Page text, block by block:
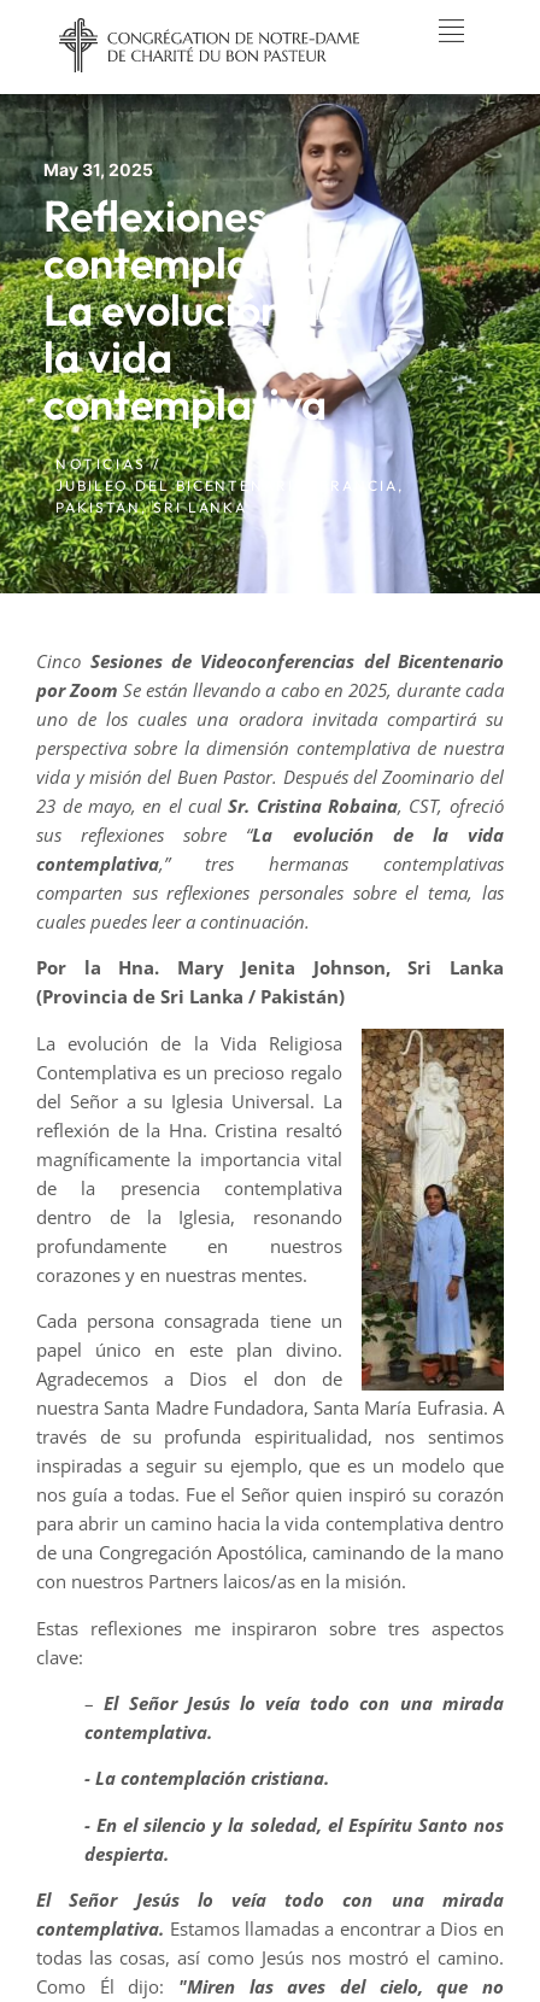
May 31, 2025
Reflexiones
contemplativas:
La evolución de
la vida
contemplativa
NOTICIAS /
JUBILEO DEL BICENTENARIO
FRANCIA ,
PAKISTAN,SRI LANKA
Cinco Sesiones de Videoconferencias del Bicentenario
por ZoomSe están llevando a cabo en 2025, durante cada
uno de los cuales una oradora invitada compartirá su
perspectiva sobre la dimensión contemplativa de nuestra
vida y misión del Buen Pastor. Después del Zoominario del
23 de mayo, en el cualSr. Cristina Robaina, CST, ofreció
sus reflexiones sobre “La evolución de la vida
contemplativa,” tres hermanas contemplativas
comparten sus reflexiones personales sobre el tema, las
cuales puedes leer a continuación.
Por la Hna. Mary Jenita Johnson, Sri Lanka
(Provincia de Sri Lanka / Pakistán)
La evolución de la Vida Religiosa
Contemplativa es un precioso regalo
del Señor a su Iglesia Universal. La
reflexión de la Hna. Cristina resaltó
magníficamente la importancia vital
de la presencia contemplativa
dentro de la Iglesia, resonando
profundamente en nuestros
corazones y en nuestras mentes.
Cada persona consagrada tiene un
papel único en este plan divino.
Agradecemos a Dios el don de
nuestra Santa Madre Fundadora, Santa María Eufrasia. A
través de su profunda espiritualidad, nos sentimos
inspiradas a seguir su ejemplo, que es un modelo que
nos guía a todas. Fue el Señor quien inspiró su corazón
para abrir un camino hacia la vida contemplativa dentro
de una Congregación Apostólica, caminando de la mano
con nuestros Partners laicos/as en la misión.
Estas reflexiones me inspiraron sobre tres aspectos
clave:
–El Señor Jesús lo veía todo con una mirada
contemplativa.
- La contemplación cristiana.
- En el silencio y la soledad, el Espíritu Santo nos
despierta.
El Señor Jesús lo veía todo con una mirada
contemplativa. Estamos llamadas a encontrar a Dios en
todas las cosas, así como Jesús nos mostró el camino.
Como Él dijo: "Miren las aves del cielo, que no